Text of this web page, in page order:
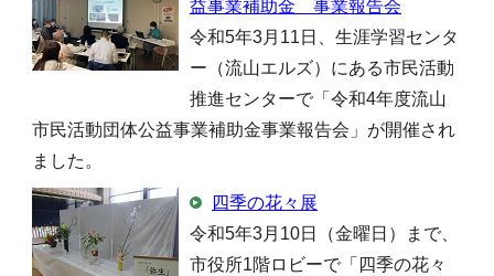
益事業補助金 事業報告会
令和5年3月11日、生涯学習センタ
ー（流山エルズ）にある市民活動
推進センターで「令和4年度流山
市民活動団体公益事業補助金事業報告会」が開催され
ました。
四季の花々展
令和5年3月10日（金曜日）まで、
市役所1階ロビーで「四季の花々